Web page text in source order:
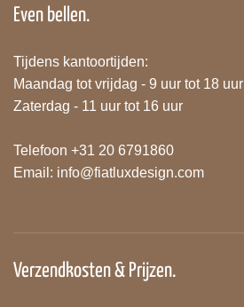
Even bellen.
Tijdens kantoortijden:
Maandag tot vrijdag - 9 uur tot 18 uur
Zaterdag - 11 uur tot 16 uur
Telefoon +31 20 6791860
Email: info@fiatluxdesign.com
Verzendkosten & Prijzen.